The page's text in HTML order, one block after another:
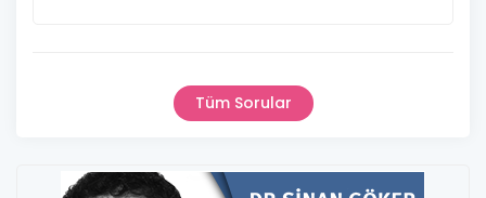
Tüm Sorular